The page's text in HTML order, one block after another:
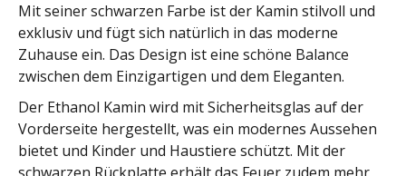
Mit seiner schwarzen Farbe ist der Kamin stilvoll und
exklusiv und fügt sich natürlich in das moderne
Zuhause ein. Das Design ist eine schöne Balance
zwischen dem Einzigartigen und dem Eleganten.
Der Ethanol Kamin wird mit Sicherheitsglas auf der
Vorderseite hergestellt, was ein modernes Aussehen
bietet und Kinder und Haustiere schützt. Mit der